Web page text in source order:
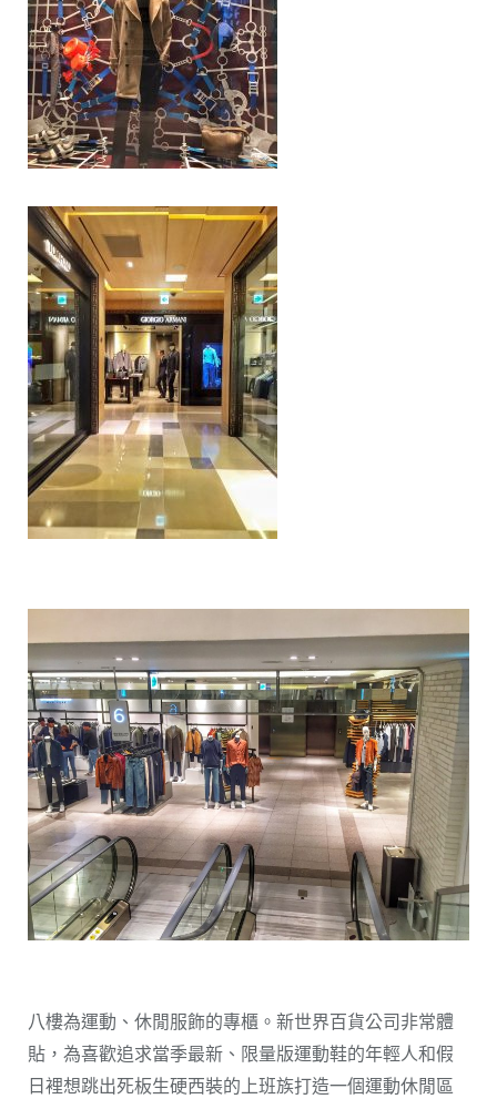
八樓為運動、休閒服飾的專櫃。新世界百貨公司非常體
貼，為喜歡追求當季最新、限量版運動鞋的年輕人和假
日裡想跳出死板生硬西裝的上班族打造一個運動休閒區